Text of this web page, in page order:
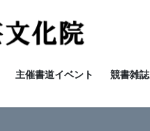
主催書道イベント 競書雑誌